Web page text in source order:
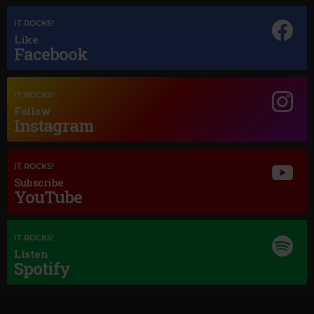
Magic Jazz
LESTER YOUNG
IT ROCKS!
Like
Facebook
IT ROCKS!
Follow
Instagram
IT ROCKS!
Subscribe
YouTube
IT ROCKS!
Listen
Spotify